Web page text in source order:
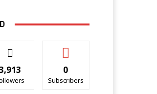
0
Subscribers